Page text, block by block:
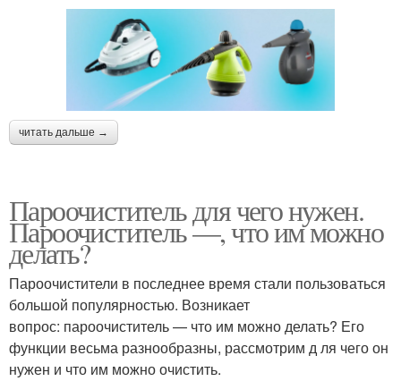
читать дальше →
Пароочиститель для чего нужен.
Пароочиститель —, что им можно
делать?
Пароочистители в последнее время стали пользоваться
большой популярностью. Возникает
вопрос: пароочиститель — что им можно делать? Его
функции весьма разнообразны, рассмотрим д ля чего он
нужен и что им можно очистить.